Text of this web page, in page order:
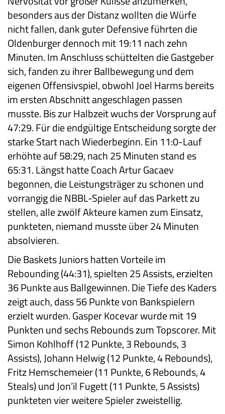
besonders aus der Distanz wollten die Würfe
nicht fallen, dank guter Defensive führten die
Oldenburger dennoch mit 19:11 nach zehn
Minuten. Im Anschluss schüttelten die Gastgeber
sich, fanden zu ihrer Ballbewegung und dem
eigenen Offensivspiel, obwohl Joel Harms bereits
im ersten Abschnitt angeschlagen passen
musste. Bis zur Halbzeit wuchs der Vorsprung auf
47:29. Für die endgültige Entscheidung sorgte der
starke Start nach Wiederbeginn. Ein 11:0-Lauf
erhöhte auf 58:29, nach 25 Minuten stand es
65:31. Längst hatte Coach Artur Gacaev
begonnen, die Leistungsträger zu schonen und
vorrangig die NBBL-Spieler auf das Parkett zu
stellen, alle zwölf Akteure kamen zum Einsatz,
punkteten, niemand musste über 24 Minuten
absolvieren.
Die Baskets Juniors hatten Vorteile im
Rebounding (44:31), spielten 25 Assists, erzielten
36 Punkte aus Ballgewinnen. Die Tiefe des Kaders
zeigt auch, dass 56 Punkte von Bankspielern
erzielt wurden. Gasper Kocevar wurde mit 19
Punkten und sechs Rebounds zum Topscorer. Mit
Simon Kohlhoff (12 Punkte, 3 Rebounds, 3
Assists), Johann Helwig (12 Punkte, 4 Rebounds),
Fritz Hemschemeier (11 Punkte, 6 Rebounds, 4
Steals) und Jon’il Fugett (11 Punkte, 5 Assists)
punkteten vier weitere Spieler zweistellig.